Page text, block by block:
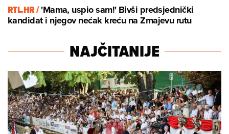
RTL.HR /'Mama, uspio sam!' Bivši predsjednički
kandidat i njegov nećak kreću na Zmajevu rutu
NAJČITANIJE